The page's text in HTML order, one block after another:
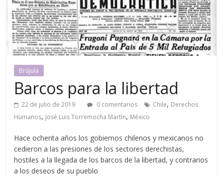
Brújula
Barcos para la libertad
22 de julio de 2019 0 comentarios Chile, Derechos
Humanos, José Luis Torremocha Martín, México
Hace ochenta años los gobiernos chilenos y mexicanos no
cedieron a las presiones de los sectores derechistas,
hostiles a la llegada de los barcos de la libertad, y contrarios
a los deseos de su pueblo